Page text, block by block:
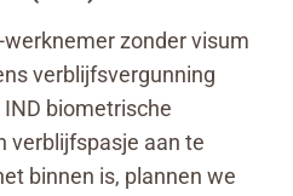
zonder visum
verblijfsvergunning
biometrische
verblijfspasje aan te
binnen is, plannen we